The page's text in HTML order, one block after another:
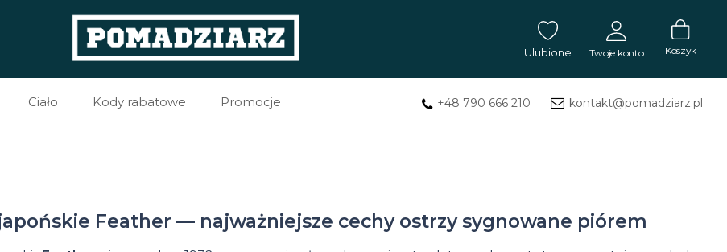
Koszyk
Twoje konto
ZALOGUJ SIĘ
Ulubione
do
Kartacz do
goleniu
Ciało
tatuażu
Kody rabatowe Promocje +48 790 666 210 kontakt@pomadziarz.pl
Feather — najważniejsze cechy ostrzy sygnowane piórem